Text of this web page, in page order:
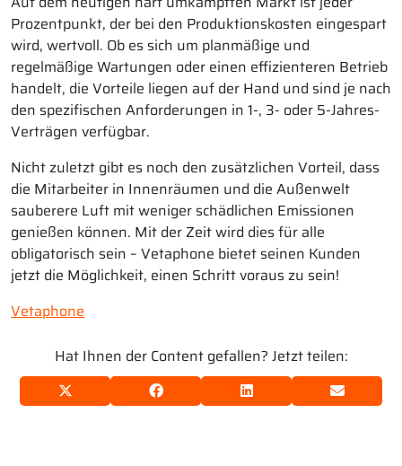
Prozentpunkt, der bei den Produktionskosten eingespart
wird, wertvoll. Ob es sich um planmäßige und
regelmäßige Wartungen oder einen effizienteren Betrieb
handelt, die Vorteile liegen auf der Hand und sind je nach
den spezifischen Anforderungen in 1-, 3- oder 5-Jahres-
Verträgen verfügbar.
Nicht zuletzt gibt es noch den zusätzlichen Vorteil, dass
die Mitarbeiter in Innenräumen und die Außenwelt
sauberere Luft mit weniger schädlichen Emissionen
genießen können. Mit der Zeit wird dies für alle
obligatorisch sein – Vetaphone bietet seinen Kunden
jetzt die Möglichkeit, einen Schritt voraus zu sein!
Vetaphone
Hat Ihnen der Content gefallen? Jetzt teilen: